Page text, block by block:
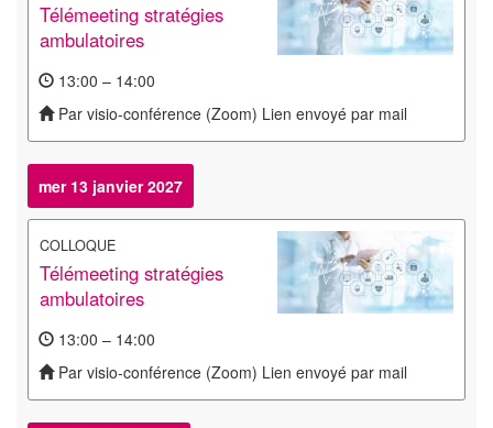
Télémeeting stratégies
ambulatoires
13:00 – 14:00
Par visio-conférence (Zoom) Lien envoyé par mail
mer 13 janvier 2027
COLLOQUE
Télémeeting stratégies
ambulatoires
13:00 – 14:00
Par visio-conférence (Zoom) Lien envoyé par mail